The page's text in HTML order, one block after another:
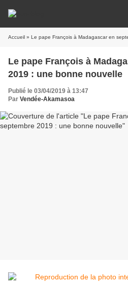
Accueil » Le pape François à Madagascar en
Le pape François à
2019 : une bonne nouvelle
Publié le 03/04/2019 à 13:47
Par Vendée-Akamasoa